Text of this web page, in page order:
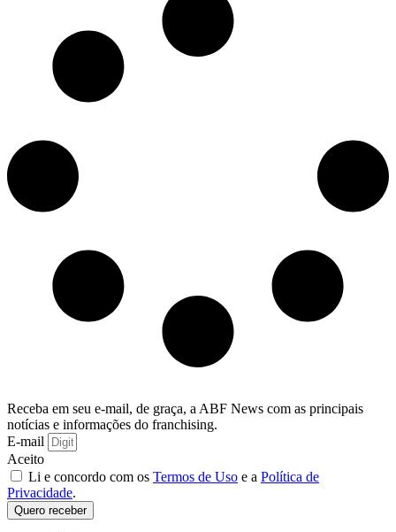
Receba em seu e-mail, de graça, a ABF News com as principais
notícias e informações do franchising.
E-mail
Aceito
Li e concordo com os Termos de Uso e a Política de
Privacidade.
Quero receber